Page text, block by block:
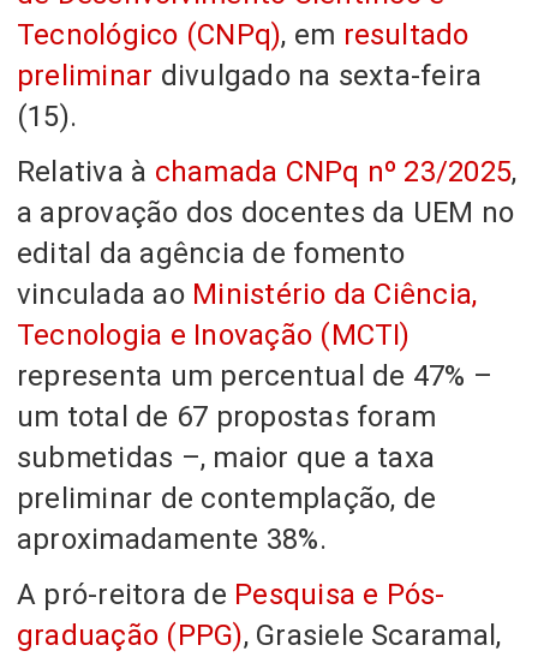
Tecnológico (CNPq), em resultado
preliminar divulgado na sexta-feira
(15).
Relativa à chamada CNPq nº 23/2025,
a aprovação dos docentes da UEM no
edital da agência de fomento
vinculada ao Ministério da Ciência,
Tecnologia e Inovação (MCTI)
representa um percentual de 47% –
um total de 67 propostas foram
submetidas –, maior que a taxa
preliminar de contemplação, de
aproximadamente 38%.
A pró-reitora de Pesquisa e Pós-
graduação (PPG), Grasiele Scaramal,